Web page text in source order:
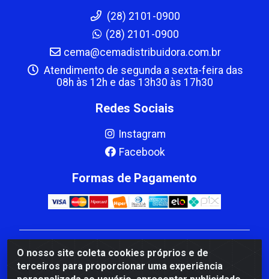
O nosso site coleta cookies próprios e de
terceiros para proporcionar uma experiência
(28) 2101-0900
(28) 2101-0900
cema@cemadistribuidora.com.br
Atendimento de segunda a sexta-feira das
08h às 12h e das 13h30 às 17h30
Redes Sociais
Instagram
Facebook
Formas de Pagamento
CBP MACEDO COMERCIO PEÇAS LTDA Matriz - av
Mauro Miranda Madureira, 1249 - Coramara , Cachoeiro
de Itapemirim/ES - CEP 29.311-310 - CNPJ